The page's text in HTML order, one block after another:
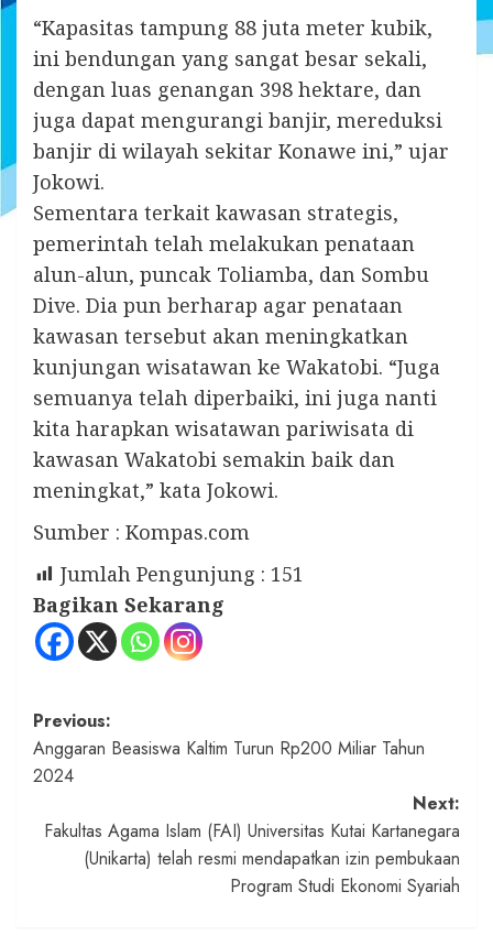
“Kapasitas tampung 88 juta meter kubik,
ini bendungan yang sangat besar sekali,
dengan luas genangan 398 hektare, dan
juga dapat mengurangi banjir, mereduksi
banjir di wilayah sekitar Konawe ini,” ujar
Jokowi.
Sementara terkait kawasan strategis,
pemerintah telah melakukan penataan
alun-alun, puncak Toliamba, dan Sombu
Dive. Dia pun berharap agar penataan
kawasan tersebut akan meningkatkan
kunjungan wisatawan ke Wakatobi. “Juga
semuanya telah diperbaiki, ini juga nanti
kita harapkan wisatawan pariwisata di
kawasan Wakatobi semakin baik dan
meningkat,” kata Jokowi.
Sumber : Kompas.com
Jumlah Pengunjung : 151
Bagikan Sekarang
Post
navigation
Previous:
Anggaran Beasiswa Kaltim Turun Rp200 Miliar Tahun
2024
Next:
Fakultas Agama Islam (FAI) Universitas Kutai Kartanegara
(Unikarta) telah resmi mendapatkan izin pembukaan
Program Studi Ekonomi Syariah